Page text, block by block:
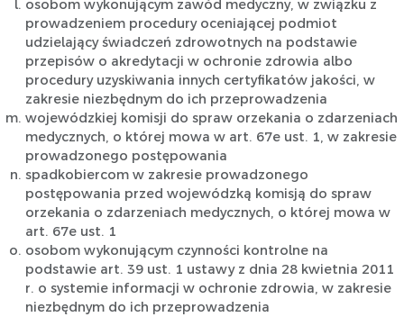
osobom wykonującym zawód medyczny, w związku z
prowadzeniem procedury oceniającej podmiot
udzielający świadczeń zdrowotnych na podstawie
przepisów o akredytacji w ochronie zdrowia albo
procedury uzyskiwania innych certyfikatów jakości, w
zakresie niezbędnym do ich przeprowadzenia
wojewódzkiej komisji do spraw orzekania o zdarzeniach
medycznych, o której mowa w art. 67e ust. 1, w zakresie
prowadzonego postępowania
spadkobiercom w zakresie prowadzonego
postępowania przed wojewódzką komisją do spraw
orzekania o zdarzeniach medycznych, o której mowa w
art. 67e ust. 1
osobom wykonującym czynności kontrolne na
podstawie art. 39 ust. 1 ustawy z dnia 28 kwietnia 2011
r. o systemie informacji w ochronie zdrowia, w zakresie
niezbędnym do ich przeprowadzenia